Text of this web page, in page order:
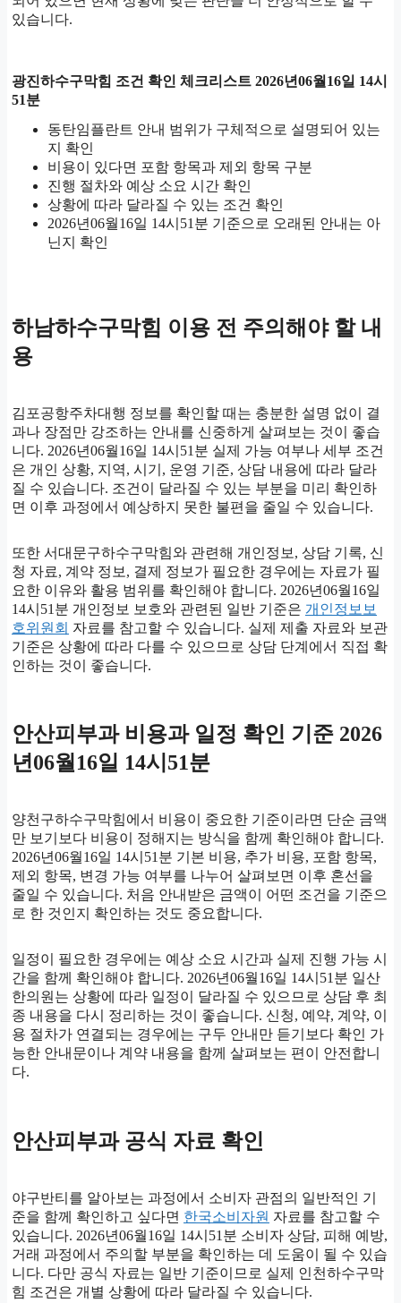
있습니다.
광진하수구막힘 조건 확인 체크리스트 2026년06월16일 14시
51분
동탄임플란트 안내 범위가 구체적으로 설명되어 있는
지 확인
비용이 있다면 포함 항목과 제외 항목 구분
진행 절차와 예상 소요 시간 확인
상황에 따라 달라질 수 있는 조건 확인
2026년06월16일 14시51분 기준으로 오래된 안내는 아
닌지 확인
하남하수구막힘 이용 전 주의해야 할 내
용
김포공항주차대행 정보를 확인할 때는 충분한 설명 없이 결
과나 장점만 강조하는 안내를 신중하게 살펴보는 것이 좋습
니다. 2026년06월16일 14시51분 실제 가능 여부나 세부 조건
은 개인 상황, 지역, 시기, 운영 기준, 상담 내용에 따라 달라
질 수 있습니다. 조건이 달라질 수 있는 부분을 미리 확인하
면 이후 과정에서 예상하지 못한 불편을 줄일 수 있습니다.
또한 서대문구하수구막힘와 관련해 개인정보, 상담 기록, 신
청 자료, 계약 정보, 결제 정보가 필요한 경우에는 자료가 필
요한 이유와 활용 범위를 확인해야 합니다. 2026년06월16일
14시51분 개인정보 보호와 관련된 일반 기준은 개인정보보
호위원회 자료를 참고할 수 있습니다. 실제 제출 자료와 보관
기준은 상황에 따라 다를 수 있으므로 상담 단계에서 직접 확
인하는 것이 좋습니다.
안산피부과 비용과 일정 확인 기준 2026
년06월16일 14시51분
양천구하수구막힘에서 비용이 중요한 기준이라면 단순 금액
만 보기보다 비용이 정해지는 방식을 함께 확인해야 합니다.
2026년06월16일 14시51분 기본 비용, 추가 비용, 포함 항목,
제외 항목, 변경 가능 여부를 나누어 살펴보면 이후 혼선을
줄일 수 있습니다. 처음 안내받은 금액이 어떤 조건을 기준으
로 한 것인지 확인하는 것도 중요합니다.
일정이 필요한 경우에는 예상 소요 시간과 실제 진행 가능 시
간을 함께 확인해야 합니다. 2026년06월16일 14시51분 일산
한의원는 상황에 따라 일정이 달라질 수 있으므로 상담 후 최
종 내용을 다시 정리하는 것이 좋습니다. 신청, 예약, 계약, 이
용 절차가 연결되는 경우에는 구두 안내만 듣기보다 확인 가
능한 안내문이나 계약 내용을 함께 살펴보는 편이 안전합니
다.
안산피부과 공식 자료 확인
야구반티를 알아보는 과정에서 소비자 관점의 일반적인 기
준을 함께 확인하고 싶다면 한국소비자원 자료를 참고할 수
있습니다. 2026년06월16일 14시51분 소비자 상담, 피해 예방,
거래 과정에서 주의할 부분을 확인하는 데 도움이 될 수 있습
니다. 다만 공식 자료는 일반 기준이므로 실제 인천하수구막
힘 조건은 개별 상황에 따라 달라질 수 있습니다.